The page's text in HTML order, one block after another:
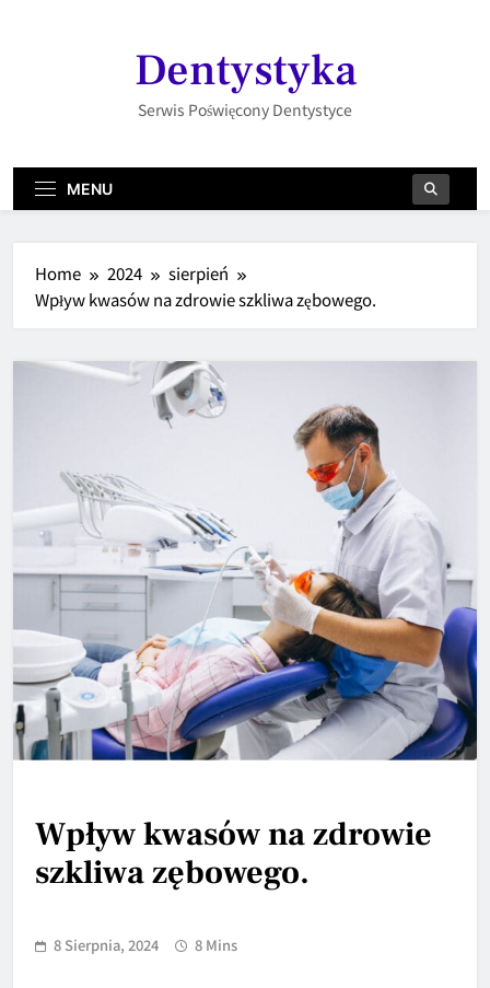
Dentystyka
Serwis Poświęcony Dentystyce
MENU
Home 2024
sierpień
Wpływ kwasów na zdrowie szkliwa zębowego.
Wpływ kwasów na zdrowie
szkliwa zębowego.
8 Sierpnia, 2024 8 Mins